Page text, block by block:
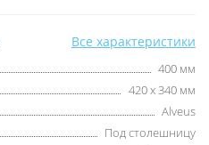
Все характеристики
400 мм
420 х 340 мм
Alveus
Под столешницу